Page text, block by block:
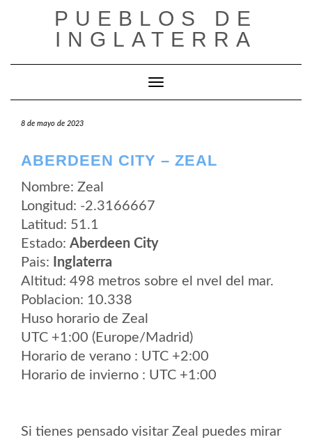
PUEBLOS DE
INGLATERRA
Cambiar modo de navegación
8 de mayo de 2023
ABERDEEN CITY – ZEAL
Nombre: Zeal
Longitud: -2.3166667
Latitud: 51.1
Estado: Aberdeen City
Pais:
Inglaterra
Altitud: 498 metros sobre el nvel del mar.
Poblacion: 10.338
Huso horario de Zeal
UTC +1:00 (Europe/Madrid)
Horario de verano : UTC +2:00
Horario de invierno : UTC +1:00
Si tienes pensado visitar Zeal puedes mirar